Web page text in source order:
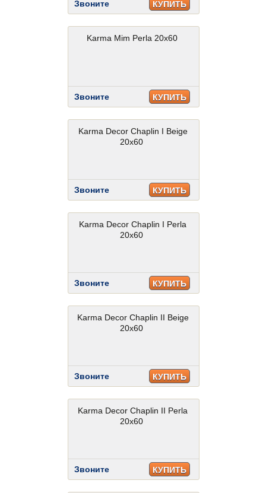
Звоните КУПИТЬ
Karma Mim Perla 20x60
Звоните КУПИТЬ
Karma Decor Chaplin I Beige
20x60
Звоните КУПИТЬ
Karma Decor Chaplin I Perla
20x60
Звоните КУПИТЬ
Karma Decor Chaplin II Beige
20x60
Звоните КУПИТЬ
Karma Decor Chaplin II Perla
20x60
Звоните КУПИТЬ